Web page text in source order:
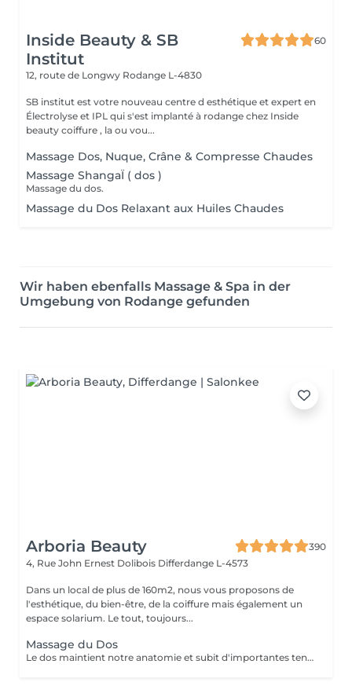
Inside Beauty & SB
Institut
60
12, route de Longwy Rodange L-4830
SB institut est votre nouveau centre d esthétique et expert en
Électrolyse et IPL qui s'est implanté à rodange chez Inside
beauty coiffure , la ou vou...
Massage Dos, Nuque, Crâne & Compresse Chaudes
Massage ShangaÏ ( dos )
Massage du dos.
Massage du Dos Relaxant aux Huiles Chaudes
Wir haben ebenfalls Massage & Spa in der
Umgebung von Rodange gefunden
Arboria Beauty
390
4, Rue John Ernest Dolibois Differdange L-4573
Dans un local de plus de 160m2, nous vous proposons de
l'esthétique, du bien-être, de la coiffure mais également un
espace solarium. Le tout, toujours...
Massage du Dos
Le dos maintient notre anatomie et subit d'importantes tensions liées au stress, à la fatigue, au froid, aux mauvaises positions... Le massage du dos permet de dénouer les tensions, détendre les muscles, soulage les courbatures et les contractions. Le massage du dos est une véritable source de bien être et de détente. Il a un effet bénéfique de façon locale mais aussi sur la détente générale. Senteurs aux choix: Fleur de Tiaré, Thé vert Jasmin, Rose Litchi, Cédra Passion